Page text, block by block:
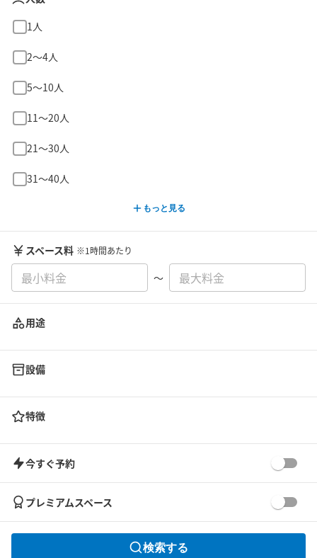
1人
2〜4人
5〜10人
11〜20人
21〜30人
31〜40人
もっと見る
スペース料 ※1時間あたり
〜
用途
設備
特徴
今すぐ予約
プレミアムスペース
検索する